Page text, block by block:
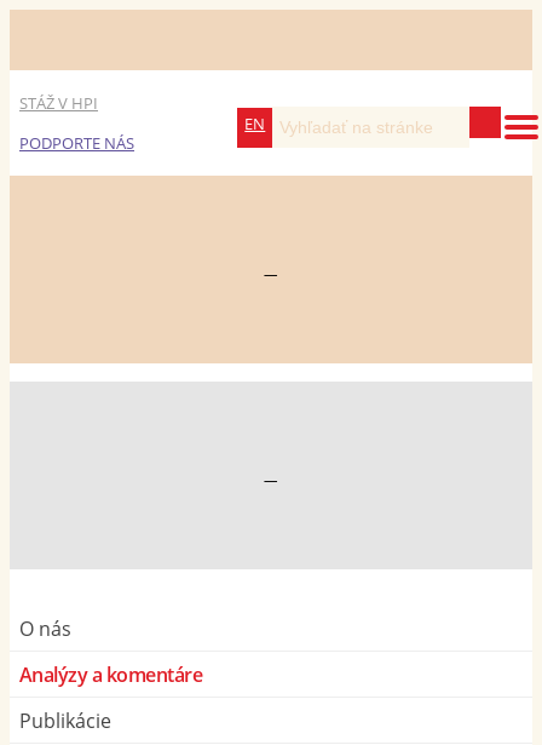
STÁŽ V HPI
PODPORTE NÁS
EN
—
—
O nás
Analýzy a komentáre
Publikácie